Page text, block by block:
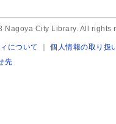
Nagoya City Library. All rights
について ｜個人情報の取り扱
先